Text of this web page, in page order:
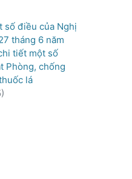
số điều của Nghị
tháng 6 năm
tiết một số
Phòng, chống
lá
)